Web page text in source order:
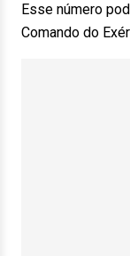
Esse número
Comando do